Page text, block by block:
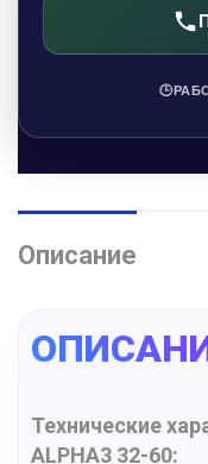
🕒
Описание
Технические
ALPHA3 32-60: